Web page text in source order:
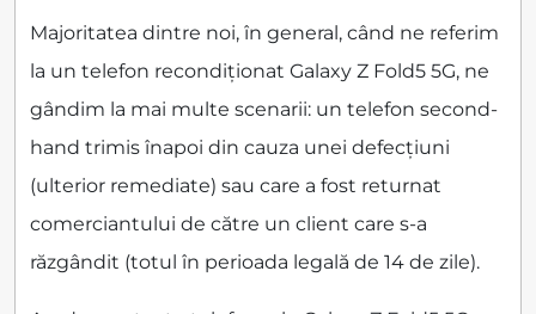
Majoritatea dintre noi, în general, când ne referim
la un telefon recondiționat Galaxy Z Fold5 5G, ne
gândim la mai multe scenarii: un telefon second-
hand trimis înapoi din cauza unei defecțiuni
(ulterior remediate) sau care a fost returnat
comerciantului de către un client care s-a
răzgândit (totul în perioada legală de 14 de zile).